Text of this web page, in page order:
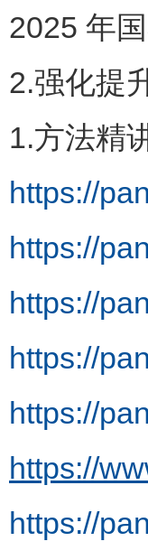
2025 年
2.强化提
1.方法精
https://
https://
https://
https://
https://
https://
https://